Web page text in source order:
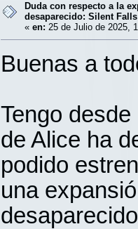
Duda con respecto a la
desaparecido: Silent Falls
« en: 25 de Julio de 2025,
Buenas a
Tengo
de Alice ha
podido
una